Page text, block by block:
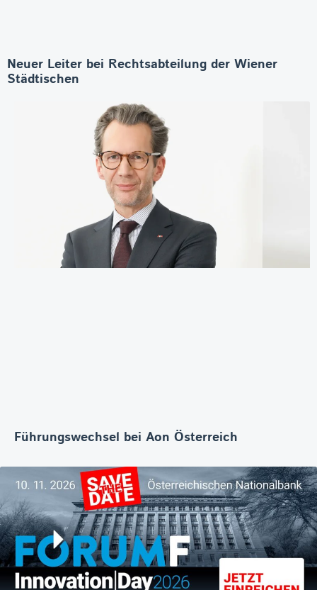
Neuer Leiter bei Rechtsabteilung der Wiener
Städtischen
Führungswechsel bei Aon Österreich